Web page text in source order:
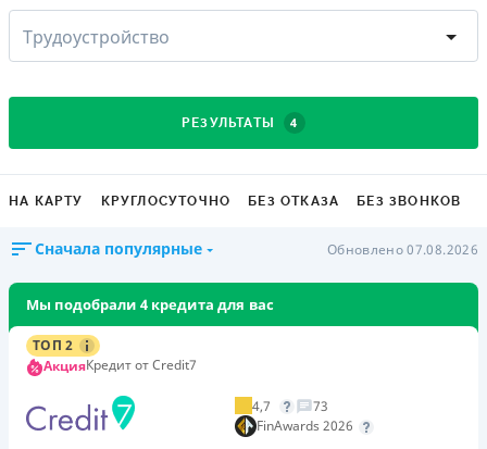
Трудоустройство
РЕЗУЛЬТАТЫ 4
НА КАРТУ КРУГЛОСУТОЧНО БЕЗ ОТКАЗА БЕЗ ЗВОНКОВ
Сначала популярные Обновлено 07.08.2026
Мы подобрали 4 кредита для вас
ТОП 2
АкцияКредит от Credit7
4,7
73
FinAwards 2026